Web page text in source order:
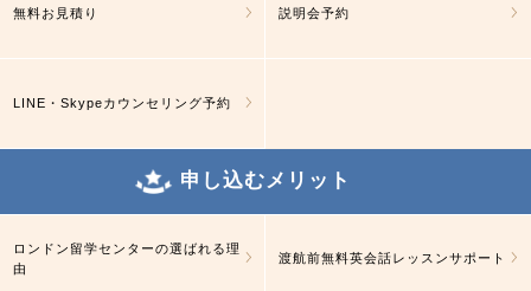
無料お見積り 説明会予約
LINE・Skypeカウンセリング予約
申し込むメリット
ロンドン留学センターの選ばれる理
由
渡航前無料英会話レッスンサポート